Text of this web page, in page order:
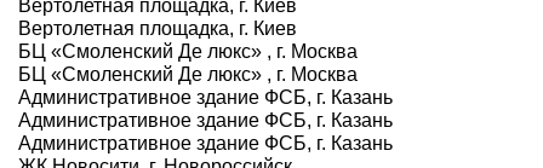
Вертолетная площадка, г. Киев
Вертолетная площадка, г. Киев
БЦ «Смоленский Де люкс» , г. Москва
БЦ «Смоленский Де люкс» , г. Москва
Административное здание ФСБ, г. Казань
Административное здание ФСБ, г. Казань
Административное здание ФСБ, г. Казань